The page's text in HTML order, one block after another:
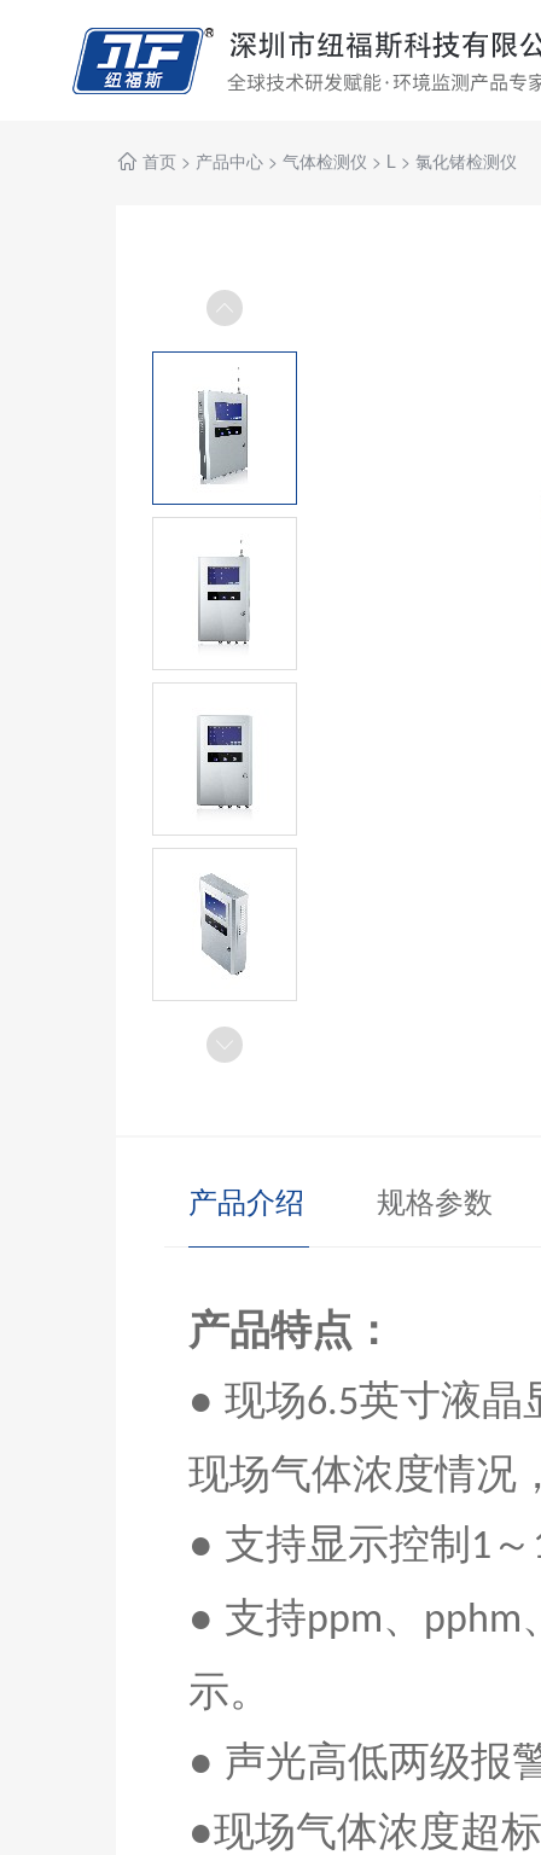
首页 > 产品中心 > 气体检测仪 > L > 氯化锗检测仪
产品介绍 规格参数
产品特点：
● 现场6.5英寸液晶
现场气体浓度情况
● 支持显示控制 1 ～
● 支持ppm、 pphm
示。
● 声光高低两级报
●现场气体浓度超